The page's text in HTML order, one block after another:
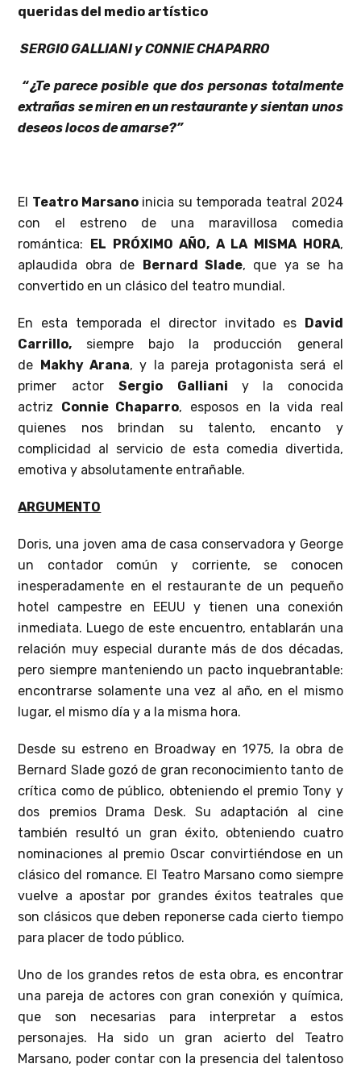
queridas del medio artístico
SERGIO GALLIANI y CONNIE CHAPARRO
“¿Te parece posible que dos personas totalmente
extrañas se miren en un restaurante y sientan unos
deseos locos de amarse?”
El Teatro Marsanoinicia su temporada teatral 2024
con el estreno de una maravillosa comedia
romántica:
EL PRÓXIMO AÑO, A LA MISMA HORA,
aplaudida obra de
Bernard Slade, que ya se ha
convertido en un clásico del teatro mundial.
En esta temporada el director invitado es
David
Carrillo, siempre bajo la producción general
de
Makhy Arana, y la pareja protagonista será el
primer actorSergio Galliani y la
conocida
actriz Connie Chaparro, esposos en la vida real
quienes nos brindan su talento, encanto y
complicidad al servicio de esta comedia divertida,
emotiva y absolutamente entrañable.
ARGUMENTO
Doris, una joven ama de casa conservadora y George
un contador común y corriente, se conocen
inesperadamente en el restaurante de un pequeño
hotel campestre en EEUU y tienen una conexión
inmediata. Luego de este encuentro, entablarán una
relación muy especial durante más de dos décadas,
pero siempre manteniendo un pacto inquebrantable:
encontrarse solamente una vez al año, en el mismo
lugar, el mismo día y a la misma hora.
Desde su estreno en Broadway en 1975, la obra de
Bernard Slade gozó de gran reconocimiento tanto de
crítica como de público, obteniendo el premio Tony y
dos premios Drama Desk. Su adaptación al cine
también resultó un gran éxito, obteniendo cuatro
nominaciones al premio Oscar convirtiéndose en un
clásico del romance. El Teatro Marsano como siempre
vuelve a apostar por grandes éxitos teatrales que
son clásicos que deben reponerse cada cierto tiempo
para placer de todo público.
Uno de los grandes retos de esta obra, es encontrar
una pareja de actores con gran conexión y química,
que son necesarias para interpretar a estos
personajes. Ha sido un gran acierto del Teatro
Marsano, poder contar con la presencia del talentoso